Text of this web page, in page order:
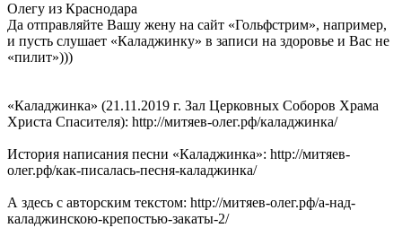
Олегу из Краснодара
Да отправляйте Вашу жену на сайт «Гольфстрим», например,
и пусть слушает «Каладжинку» в записи на здоровье и Вас не
«пилит»)))
«Каладжинка» (21.11.2019 г. Зал Церковных Соборов Храма
Христа Спасителя): http://митяев-олег.рф/каладжинка/
История написания песни «Каладжинка»: http://митяев-
олег.рф/как-писалась-песня-каладжинка/
А здесь с авторским текстом: http://митяев-олег.рф/а-над-
каладжинскою-крепостью-закаты-2/